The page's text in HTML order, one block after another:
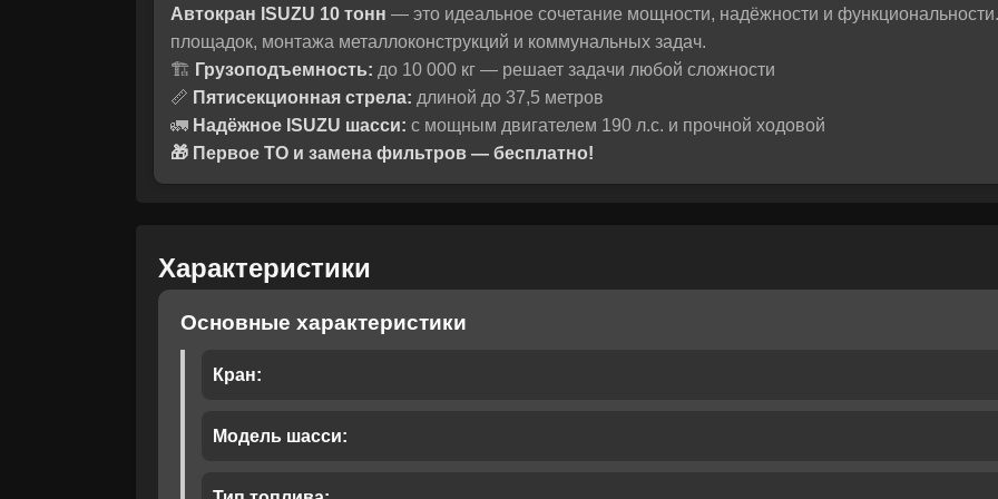
Мы понимаем, как важно принять правильное решение. Если вы
Корзина
Автокран ISUZU 10 тонн — это идеальное сочетание мощности, надёжности и
площадок, монтажа металлоконструкций и коммунальных задач.
🏗️ Грузоподъемность: до 10 000 кг — решает задачи любой сложности
📏 Пятисекционная стрела: длиной до 37,5 метров
🚛 Надёжное ISUZU шасси: с мощным двигателем 190 л.с. и прочной ходовой
🎁 Первое ТО и замена фильтров — бесплатно!
Характеристики
Основные характеристики
Кран:
Модель шасси: